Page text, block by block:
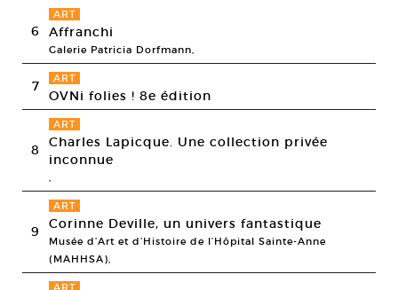
6
ART
Affranchi
Galerie Patricia Dorfmann,
7 ART
OVNi folies ! 8e édition
8
ART
Charles Lapicque. Une collection privée
inconnue
,
9
ART
Corinne Deville, un univers fantastique
Musée d’Art et d’Histoire de l’Hôpital Sainte-Anne
(MAHHSA),
ART